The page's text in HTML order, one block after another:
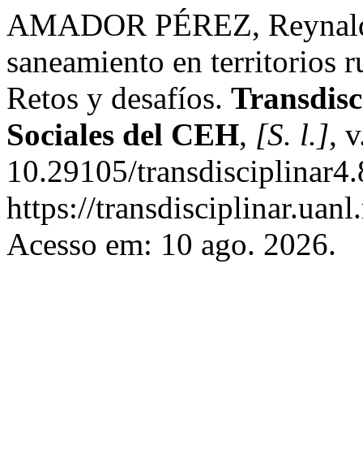
AMADOR PÉREZ,
saneamiento en territorios
Retos y desafíos.
Sociales del CEH, [S. l.],
10.29105/
https://
Acesso em: 10 ago. 2026.